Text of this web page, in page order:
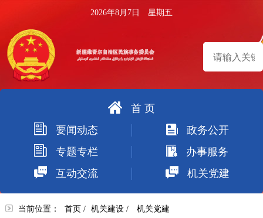
2026年8月7日 星期五
索
首 页
要闻动态
政务公开
专题专栏
办事服务
互动交流
机关党建
当前位置： 首页 / 机关建设/ 机关党建